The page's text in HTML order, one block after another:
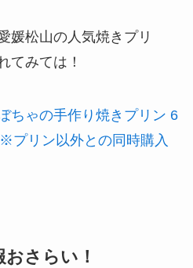
媛松山の人気焼きプリ
てみては！
ちゃの手作り焼きプリン 6
プリン以外との同時購入
さらい！